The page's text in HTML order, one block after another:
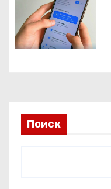
о
з
иПоиск